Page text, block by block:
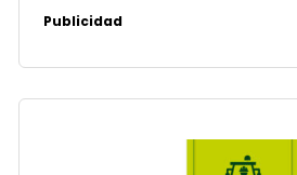
Publicidad